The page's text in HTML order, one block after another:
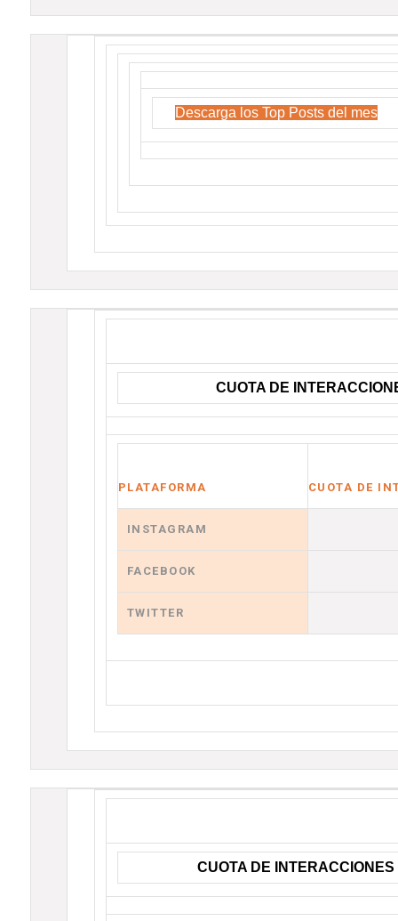
Descarga los Top Posts del mes
CUOTA DE
PLATAFORMA CUOTA DE
INSTAGRAM
FACEBOOK
TWITTER
CUOTA DE